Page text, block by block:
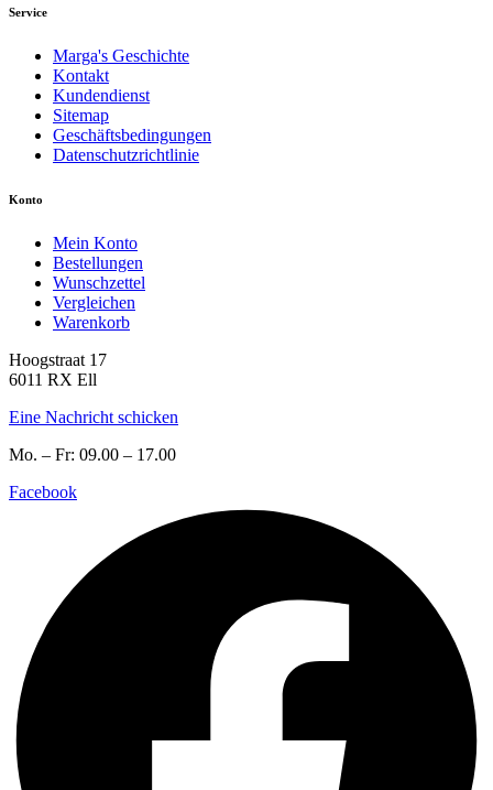
Service
Marga's Geschichte
Kontakt
Kundendienst
Sitemap
Geschäftsbedingungen
Datenschutzrichtlinie
Konto
Mein Konto
Bestellungen
Wunschzettel
Vergleichen
Warenkorb
Hoogstraat 17
6011 RX Ell
Eine Nachricht schicken
Mo. – Fr: 09.00 – 17.00
Facebook